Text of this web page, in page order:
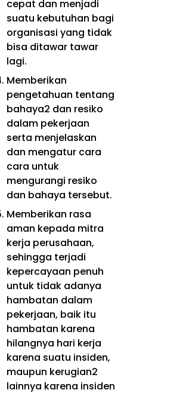
cepat dan menjadi
suatu kebutuhan bagi
organisasi yang tidak
bisa ditawar tawar
lagi.
Memberikan
pengetahuan tentang
bahaya2 dan resiko
dalam pekerjaan
serta menjelaskan
dan mengatur cara
cara untuk
mengurangi resiko
dan bahaya tersebut.
Memberikan rasa
aman kepada mitra
kerja perusahaan,
sehingga terjadi
kepercayaan penuh
untuk tidak adanya
hambatan dalam
pekerjaan, baik itu
hambatan karena
hilangnya hari kerja
karena suatu insiden,
maupun kerugian2
lainnya karena insiden